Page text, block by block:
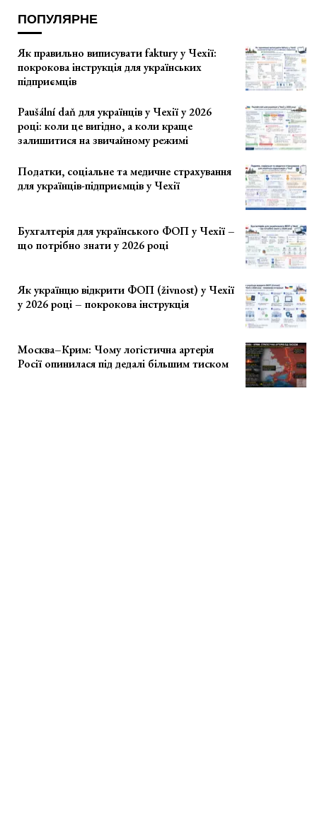
ПОПУЛЯРНЕ
Як правильно виписувати faktury у Чехії:
покрокова інструкція для українських
підприємців
Paušální daň для українців у Чехії у 2026
році: коли це вигідно, а коли краще
залишитися на звичайному режимі
Податки, соціальне та медичне страхування
для українців-підприємців у Чехії
Бухгалтерія для українського ФОП у Чехії –
що потрібно знати у 2026 році
Як українцю відкрити ФОП (živnost) у Чехії
у 2026 році – покрокова інструкція
Москва–Крим: Чому логістична артерія
Росії опинилася під дедалі більшим тиском